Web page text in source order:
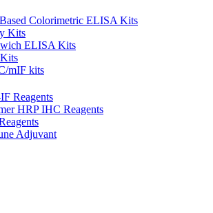
Colorimetric ELISA Kits
Kits
ELISA Kits
mIF kits
Reagents
HRP IHC Reagents
Adjuvant